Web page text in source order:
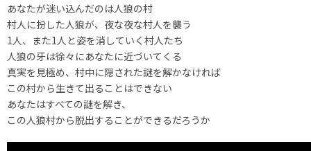
あなたが迷い込んだのは人狼の村
村人に扮した人狼が、夜な夜な村人を襲う
1人、また1人と姿を消していく村人たち
人狼の牙は徐々にあなたに近づいてくる
真実を見極め、村中に隠された謎を解かなければ
この村から生きて出ることはできない
あなたはすべての謎を解き、
この人狼村から脱出することができるだろうか